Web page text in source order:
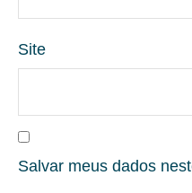
Site
Salvar meus dados